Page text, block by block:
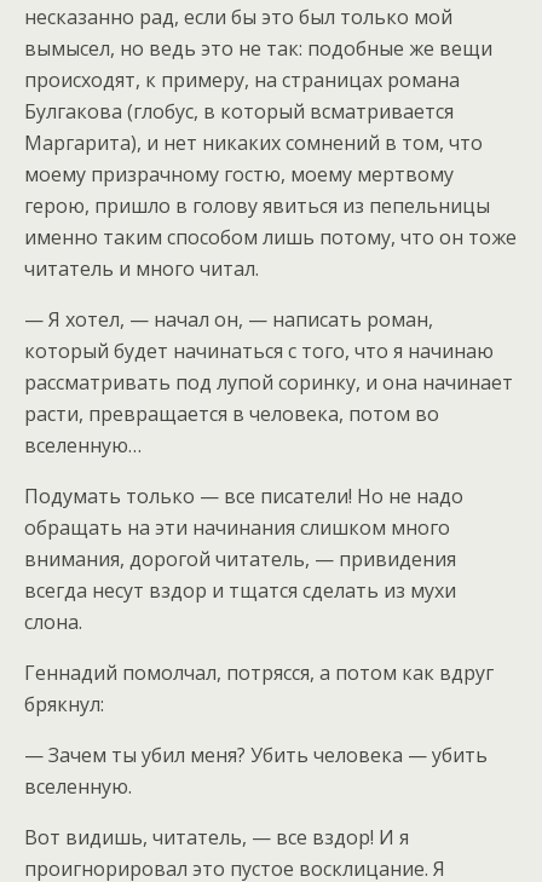
несказанно рад, если бы это был только мой
вымысел, но ведь это не так: подобные же вещи
происходят, к примеру, на страницах романа
Булгакова (глобус, в который всматривается
Маргарита), и нет никаких сомнений в том, что
моему призрачному гостю, моему мертвому
герою, пришло в голову явиться из пепельницы
именно таким способом лишь потому, что он тоже
читатель и много читал.
— Я хотел, — начал он, — написать роман,
который будет начинаться с того, что я начинаю
рассматривать под лупой соринку, и она начинает
расти, превращается в человека, потом во
вселенную…
Подумать только — все писатели! Но не надо
обращать на эти начинания слишком много
внимания, дорогой читатель, — привидения
всегда несут вздор и тщатся сделать из мухи
слона.
Геннадий помолчал, потрясся, а потом как вдруг
брякнул:
— Зачем ты убил меня? Убить человека — убить
вселенную.
Вот видишь, читатель, — все вздор! И я
проигнорировал это пустое восклицание. Я